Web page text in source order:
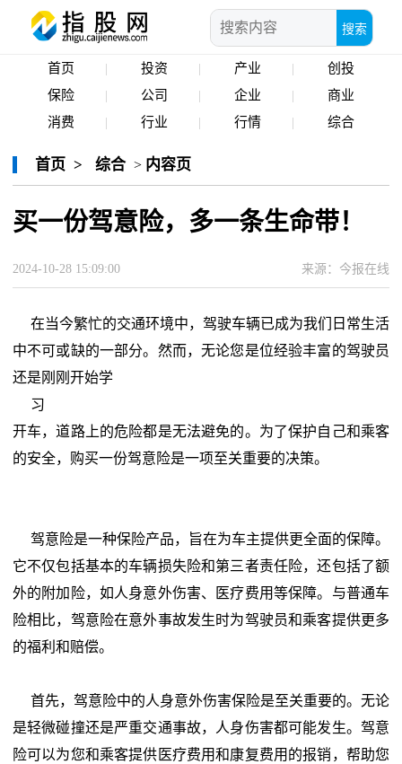
搜索
首页 投资 产业
创投
保险
公司 企业
商业
消费
行业 行情 综合
首页 > 综合 > 内容页
买一份驾意险，多一条生命带！
2024-10-28 15:09:00 来源：今报在线
在当今繁忙的交通环境中，驾驶车辆已成为我们日常生活
中不可或缺的一部分。然而，无论您是位经验丰富的驾驶员
还是刚刚开始学
习
开车，道路上的危险都是无法避免的。为了保护自己和乘客
的安全，购买一份驾意险是一项至关重要的决策。
驾意险是一种保险产品，旨在为车主提供更全面的保障。
它不仅包括基本的车辆损失险和第三者责任险，还包括了额
外的附加险，如人身意外伤害、医疗费用等保障。与普通车
险相比，驾意险在意外事故发生时为驾驶员和乘客提供更多
的福利和赔偿。
首先，驾意险中的人身意外伤害保险是至关重要的。无论
是轻微碰撞还是严重交通事故，人身伤害都可能发生。驾意
险可以为您和乘客提供医疗费用和康复费用的报销，帮助您